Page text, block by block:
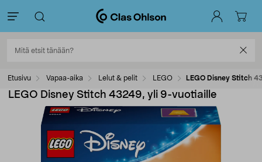
Etusivu Vapaa-aika Lelut & pelit LEGO LEGO Disney Stitch
LEGO Disney Stitch 43249, yli 9-vuotiaille